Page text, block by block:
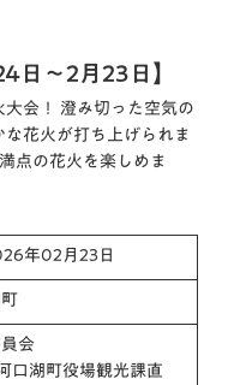
日～2月23日】
会！ 澄み切った空気の
花火が打ち上げられま
点の花火を楽しめま
年02月23日
会
口湖町役場観光課直